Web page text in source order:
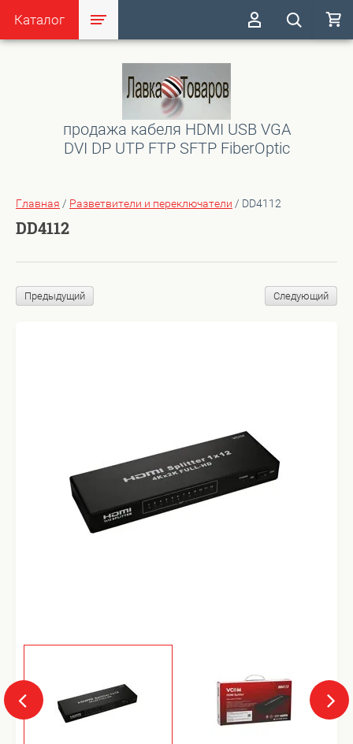
Каталог
продажа кабеля HDMI USB VGA
DVI DP UTP FTP SFTP FiberOptic
Главная / Разветвители и переключатели / DD4112
DD4112
Предыдущий Следующий